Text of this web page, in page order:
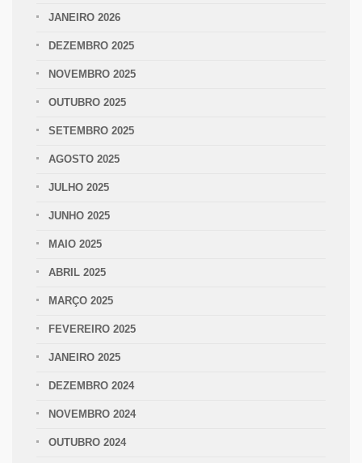
JANEIRO 2026
DEZEMBRO 2025
NOVEMBRO 2025
OUTUBRO 2025
SETEMBRO 2025
AGOSTO 2025
JULHO 2025
JUNHO 2025
MAIO 2025
ABRIL 2025
MARÇO 2025
FEVEREIRO 2025
JANEIRO 2025
DEZEMBRO 2024
NOVEMBRO 2024
OUTUBRO 2024